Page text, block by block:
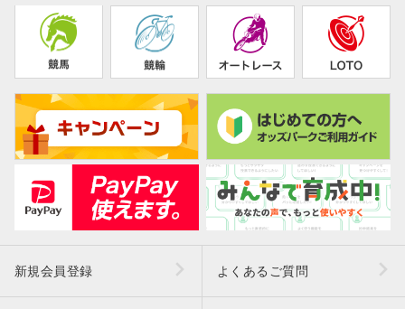
新規会員登録 よくあるご質問